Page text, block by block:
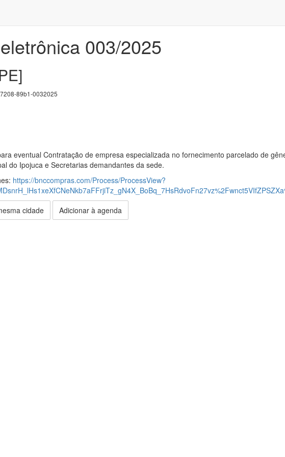
003/2025
89b1-0032025
eventual Contratação de empresa especializada no fornecimento parcelado de
do Ipojuca e Secretarias demandantes da sede.
https://bnccompras.com/Process/ProcessView?
cidade Adicionar à agenda